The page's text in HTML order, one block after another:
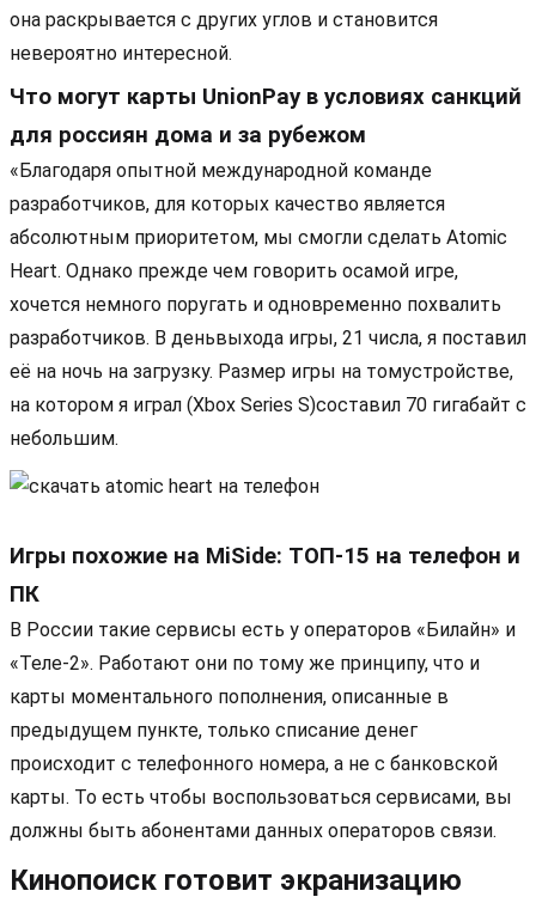
она раскрывается с других углов и становится
невероятно интересной.
Что могут карты UnionPay в условиях санкций
для россиян дома и за рубежом
«Благодаря опытной международной команде
разработчиков, для которых качество является
абсолютным приоритетом, мы смогли сделать Atomic
Heart. Однако прежде чем говорить осамой игре,
хочется немного поругать и одновременно похвалить
разработчиков. В деньвыхода игры, 21 числа, я поставил
её на ночь на загрузку. Размер игры на томустройстве,
на котором я играл (Xbox Series S)составил 70 гигабайт с
небольшим.
Игры похожие на MiSide: ТОП-15 на телефон и
ПК
В России такие сервисы есть у операторов «Билайн» и
«Теле-2». Работают они по тому же принципу, что и
карты моментального пополнения, описанные в
предыдущем пункте, только списание денег
происходит с телефонного номера, а не с банковской
карты. То есть чтобы воспользоваться сервисами, вы
должны быть абонентами данных операторов связи.
Кинопоиск готовит экранизацию